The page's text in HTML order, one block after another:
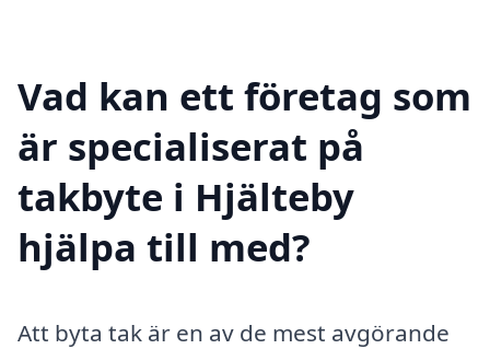
Vad kan ett företag som
är specialiserat på
takbyte i Hjälteby
hjälpa till med?
Att byta tak är en av de mest avgörande